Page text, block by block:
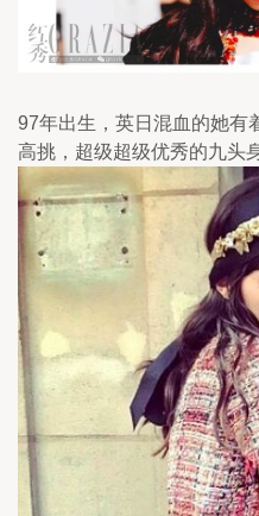
97年出生，英日混血的她有
高挑，超级超级优秀的九头